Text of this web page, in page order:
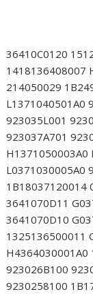
36410C0120
1418136408007
214050029
L1371040501A0
923035L001
923037A701
H1371050003A0
L0371030005A0
1B18037120014
3641070D11
3641070D10
1325136500011
H4364030001A0
923026B100
9230258100